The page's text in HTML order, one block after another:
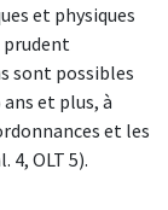
et physiques
sont possibles
et plus, à
et les
OLT 5).